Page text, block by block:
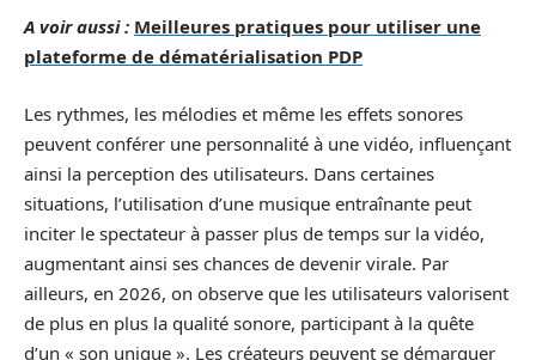
A voir aussi : Meilleures pratiques pour utiliser une
plateforme de dématérialisation PDP
Les rythmes, les mélodies et même les effets sonores
peuvent conférer une personnalité à une vidéo, influençant
ainsi la perception des utilisateurs. Dans certaines
situations, l’utilisation d’une musique entraînante peut
inciter le spectateur à passer plus de temps sur la vidéo,
augmentant ainsi ses chances de devenir virale. Par
ailleurs, en 2026, on observe que les utilisateurs valorisent
de plus en plus la qualité sonore, participant à la quête
d’un « son unique ». Les créateurs peuvent se démarquer